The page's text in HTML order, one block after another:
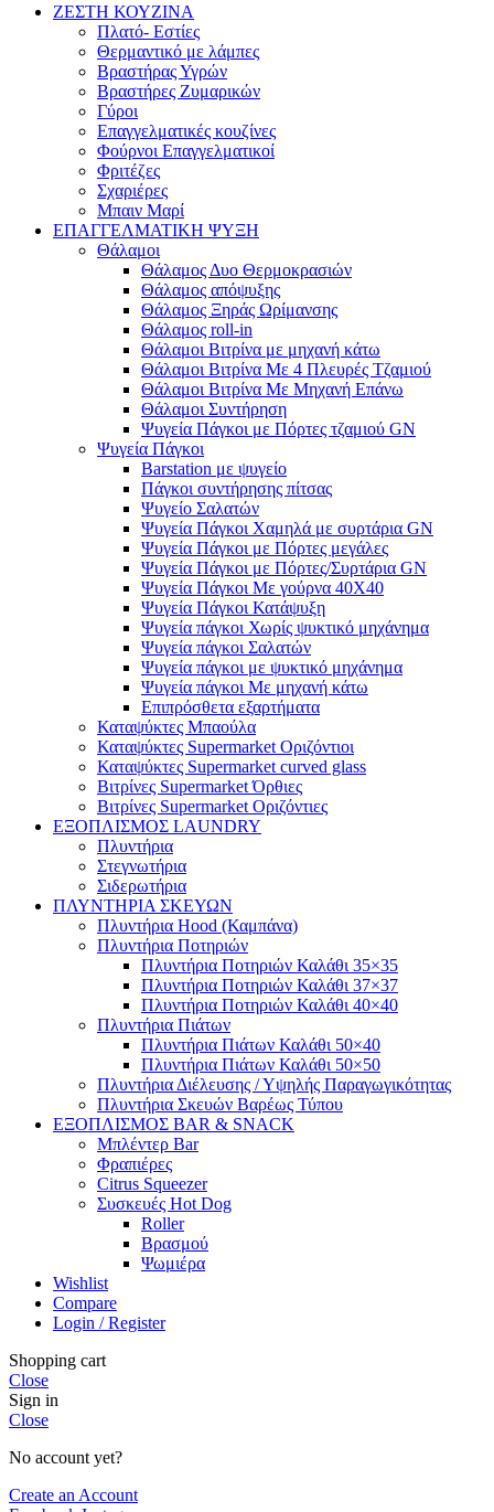
ΖΕΣΤΗ ΚΟΥΖΙΝΑ
Πλατό- Εστίες
Θερμαντικό με λάμπες
Βραστήρας Υγρών
Βραστήρες Ζυμαρικών
Γύροι
Επαγγελματικές κουζίνες
Φούρνοι Επαγγελματικοί
Φριτέζες
Σχαριέρες
Μπαιν Μαρί
ΕΠΑΓΓΕΛΜΑΤΙΚΗ ΨΥΞΗ
Θάλαμοι
Θάλαμος Δυο Θερμοκρασιών
Θάλαμος απόψυξης
Θάλαμος Ξηράς Ωρίμανσης
Θάλαμος roll-in
Θάλαμοι Βιτρίνα με μηχανή κάτω
Θάλαμοι Βιτρίνα Με 4 Πλευρές Τζαμιού
Θάλαμοι Βιτρίνα Με Μηχανή Επάνω
Θάλαμοι Συντήρηση
Ψυγεία Πάγκοι με Πόρτες τζαμιού GN
Ψυγεία Πάγκοι
Barstation με ψυγείο
Πάγκοι συντήρησης πίτσας
Ψυγείο Σαλατών
Ψυγεία Πάγκοι Χαμηλά με συρτάρια GN
Ψυγεία Πάγκοι με Πόρτες μεγάλες
Ψυγεία Πάγκοι με Πόρτες/Συρτάρια GN
Ψυγεία Πάγκοι Με γούρνα 40Χ40
Ψυγεία Πάγκοι Κατάψυξη
Ψυγεία πάγκοι Χωρίς ψυκτικό μηχάνημα
Ψυγεία πάγκοι Σαλατών
Ψυγεία πάγκοι με ψυκτικό μηχάνημα
Ψυγεία πάγκοι Με μηχανή κάτω
Επιπρόσθετα εξαρτήματα
Καταψύκτες Μπαούλα
Καταψύκτες Supermarket Οριζόντιοι
Καταψύκτες Supermarket curved glass
Βιτρίνες Supermarket Όρθιες
Βιτρίνες Supermarket Οριζόντιες
ΕΞΟΠΛΙΣΜΟΣ LAUNDRY
Πλυντήρια
Στεγνωτήρια
Σιδερωτήρια
ΠΛΥΝΤΗΡΙΑ ΣΚΕΥΩΝ
Πλυντήρια Hood (Καμπάνα)
Πλυντήρια Ποτηριών
Πλυντήρια Ποτηριών Καλάθι 35×35
Πλυντήρια Ποτηριών Καλάθι 37×37
Πλυντήρια Ποτηριών Καλάθι 40×40
Πλυντήρια Πιάτων
Πλυντήρια Πιάτων Καλάθι 50×40
Πλυντήρια Πιάτων Καλάθι 50×50
Πλυντήρια Διέλευσης / Υψηλής Παραγωγικότητας
Πλυντήρια Σκευών Βαρέως Τύπου
ΕΞΟΠΛΙΣΜΟΣ BAR & SNACK
Μπλέντερ Bar
Φραπιέρες
Citrus Squeezer
Συσκευές Hot Dog
Roller
Βρασμού
Ψωμιέρα
Wishlist
Compare
Login / Register
Shopping cart
Close
Sign in
Close
No account yet?
Create an Account